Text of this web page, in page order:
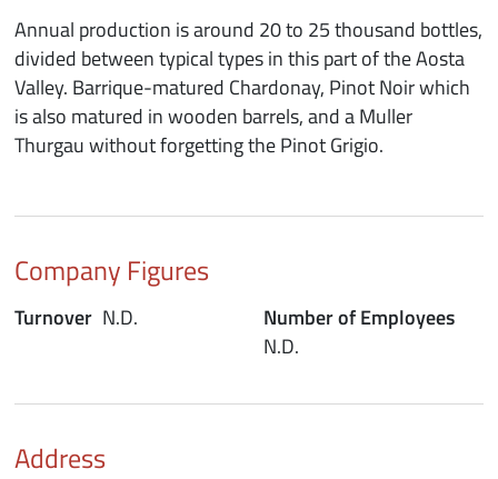
Annual production is around 20 to 25 thousand bottles,
divided between typical types in this part of the Aosta
Valley. Barrique-matured Chardonay, Pinot Noir which
is also matured in wooden barrels, and a Muller
Thurgau without forgetting the Pinot Grigio.
Company Figures
Turnover N.D.
Number of Employees
N.D.
Address